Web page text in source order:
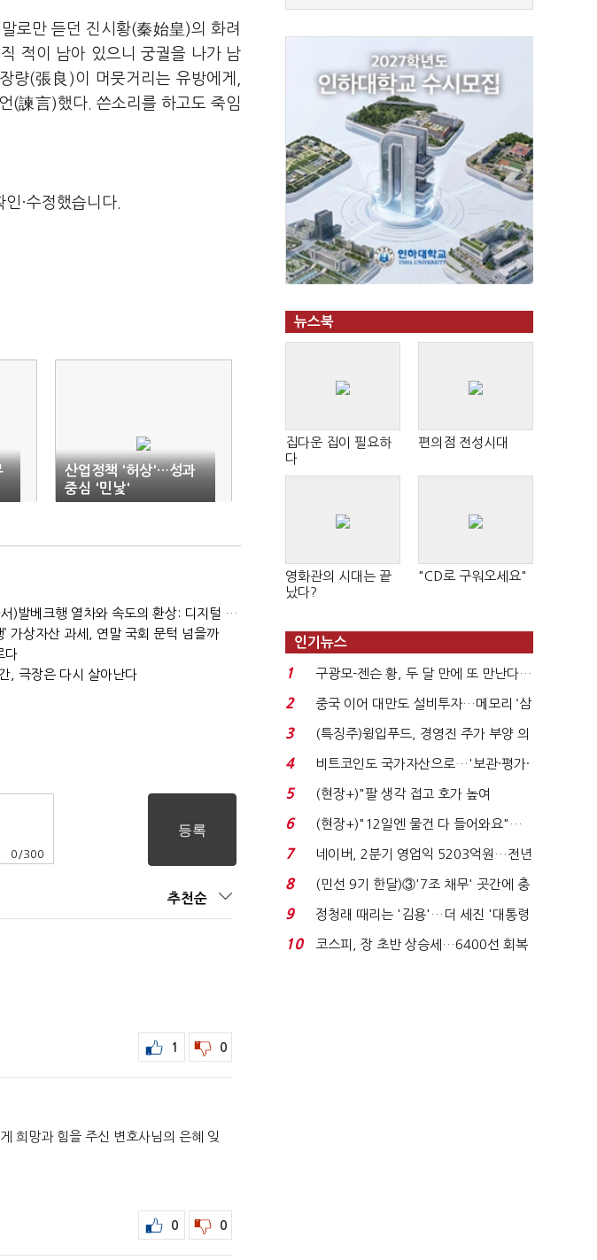
로만 듣던 진시황(秦始皇)의 화려
적이 남아 있으니 궁궐을 나가 남
량(張良)이 머뭇거리는 유방에게,
(諫言)했다. 쓴소리를 하고도 죽임
·수정했습니다.
산업정책 '허상'…성과
중심 '민낯'
(잃어버린 경영을 찾아서)발베크행 열차와 속도의 환상: 디지털 전환과 물류 혁신의 포용적 노동 전략
’ 가상자산 과세, 연말 국회 문턱 넘을까
다
, 극장은 다시 살아난다
0 /300
추천순
1 0
희망과 힘을 주신 변호사님의 은혜 잊
0 0
뉴스북
집다운 집이 필요하
다
편의점 전성시대
영화관의 시대는 끝
났다?
"CD로 구워오세요"
인기뉴스
1
구광모-젠슨 황, 두 달 만에 또 만난다…
로봇·AI 등 논...
2
중국 이어 대만도 설비투자…메모리 ‘삼
국전쟁’
3
(특징주)윙입푸드, 경영진 주가 부양 의
지에 상한가...
4
비트코인도 국가자산으로…'보관·평가·
처분' 기준은 ...
5
(현장+)"팔 생각 접고 호가 높여
요"…'덜 똘똘한 한 채' 20...
6
(현장+)"12일엔 물건 다 들어와요"…
빈 매대 채우며 문 연 ...
7
네이버, 2분기 영업익 5203억원…전년
비 0.2% 감소...
8
(민선 9기 한달)③'7조 채무' 곳간에 충
격…추미애, 20년...
9
정청래 때리는 '김용'…더 세진 '대통령
최측근' 입...
10
코스피, 장 초반 상승세…6400선 회복